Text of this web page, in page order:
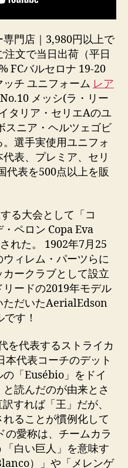
門店｜3,980円以上で
文で当日出荷（平日
FCバルセロナ 19-20
チ ユニフォーム レア
No.10 メッシ(ラ・リー
タリア・セリエAのユ
スニア・ヘルツェゴビ
選手実使用ユニフォ
表、プレミア、セリ
代表を500点以上を販
る大会として「コ
ペロン Copa Eva
れた。 1902年7月25
ィレム・パーツらに
ークラブとして設立
ードの2019年モデル
ただいたAerialEdson
す！
を代表するストライカ
本代表コーチのデット
「Eusébio」をドイ
読んだのが由来とさ
すれば「王」だが、
ることが慣例化して
の愛称は、チームカラ
白い巨人」を意味す
）」や「メレンゲ